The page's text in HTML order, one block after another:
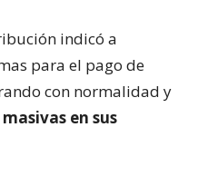
indicó a
para el pago de
con normalidad y
en sus